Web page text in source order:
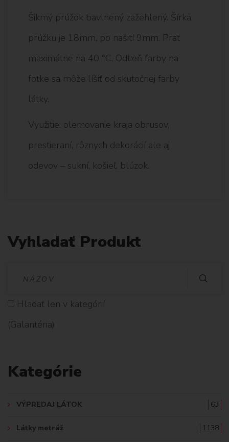
Šikmý prúžok bavlnený zažehlený. Šírka
prúžku je 18mm, po našití 9mm. Prať
maximálne na 40 °C. Odtieň farby na
fotke sa môže líšiť od skutočnej farby
látky.
Využitie: olemovanie kraja obrusov,
prestieraní, rôznych dekorácií ale aj
odevov – sukní, košieľ, blúzok.
Vyhladať Produkt
D
Hladať len v kategórií
(Galantéria)
Kategórie
VÝPREDAJ LÁTOK 63
Látky metráž 1138